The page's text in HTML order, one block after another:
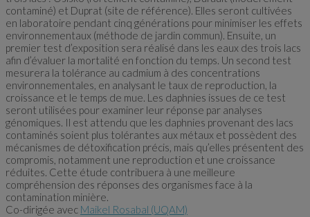
contaminé) et Duprat (site de référence). Elles seront cultivées
en laboratoire pendant cinq générations pour minimiser les effets
environnementaux (méthode de jardin commun). Ensuite, un
premier test d’exposition sera réalisé dans les eaux des trois lacs
afin d’évaluer la mortalité en fonction du temps. Un second test
mesurera la tolérance au cadmium à des concentrations
environnementales, en analysant le taux de reproduction, la
croissance et le temps de mue. Les daphnies issues de ce test
seront utilisées pour examiner leur réponse par analyses
génomiques. Il est attendu que les daphnies provenant des lacs
contaminés soient plus tolérantes aux métaux et possèdent des
mécanismes de détoxification précis, mais qu’elles présentent des
compromis, notamment une reproduction et une croissance
réduites. Cette étude contribuera à une meilleure
compréhension des réponses des organismes face à la
contamination minière.
Co-dirigée avec Maikel Rosabal (UQAM)